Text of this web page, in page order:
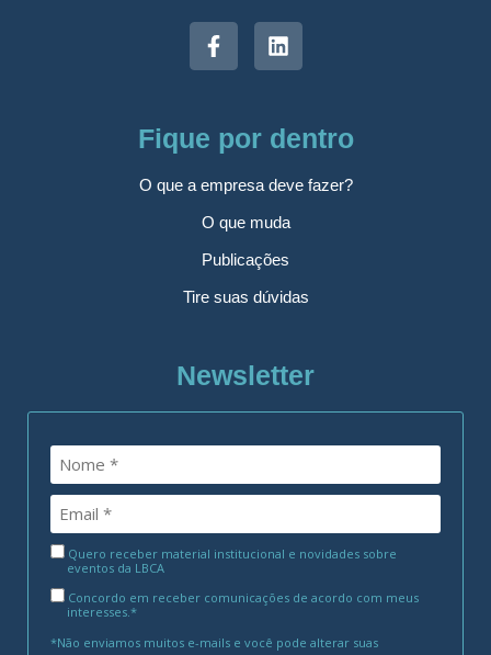
Fique por dentro
O que a empresa deve fazer?
O que muda
Publicações
Tire suas dúvidas
Newsletter
Quero receber material institucional e novidades sobre
eventos da LBCA
Concordo em receber comunicações de acordo com meus
interesses.*
*Não enviamos muitos e-mails e você pode alterar suas